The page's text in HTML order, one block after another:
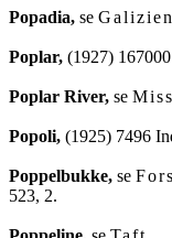
Popadia, se Galizien
Poplar, (1927)
Poplar River, se
Popoli, (1925) 7496
Poppelbukke, se
523, 2.